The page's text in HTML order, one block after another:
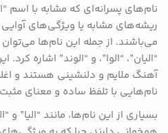
نام‌های پسرانه‌ای که مشابه با اسم
ریشه‌های مشابه یا ویژگی‌های
می‌باشند. از جمله این نام‌ها می‌توان به
“الیان”، “الوا”، و “الوند” اشاره
آهنگ ملایم و دلنشینی هستند و
نام‌هایی با تلفظ ساده و معنای
بسیاری از این نام‌ها، مانند “الیا” و